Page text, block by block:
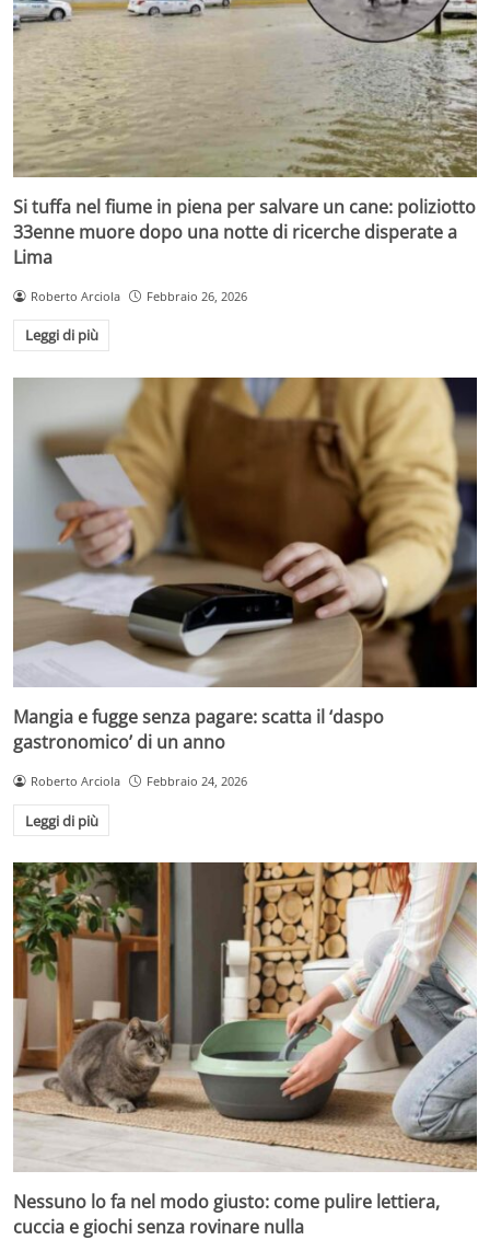
Si tuffa nel fiume in piena per salvare un cane: poliziotto
33enne muore dopo una notte di ricerche disperate a
Lima
Roberto Arciola Febbraio 26, 2026
Leggi di più
Mangia e fugge senza pagare: scatta il ‘daspo
gastronomico’ di un anno
Roberto Arciola Febbraio 24, 2026
Leggi di più
Nessuno lo fa nel modo giusto: come pulire lettiera,
cuccia e giochi senza rovinare nulla